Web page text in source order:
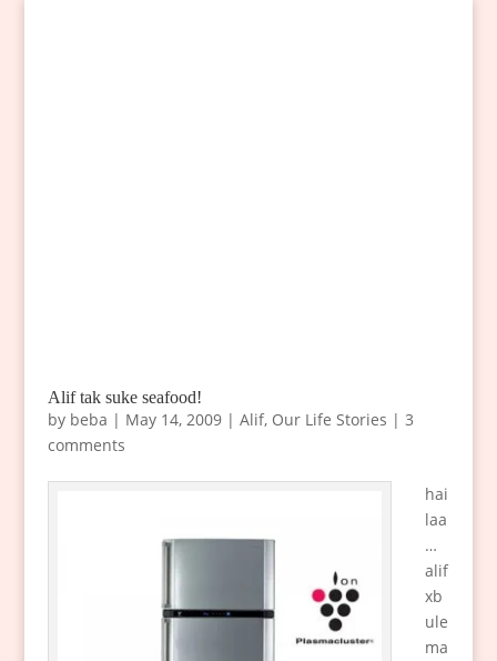
Alif tak suke seafood!
by beba | May 14, 2009| Alif, Our Life Stories | 3
comments
hai
laa
…
alif
xb
ule
ma